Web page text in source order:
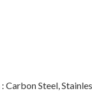
Steel,